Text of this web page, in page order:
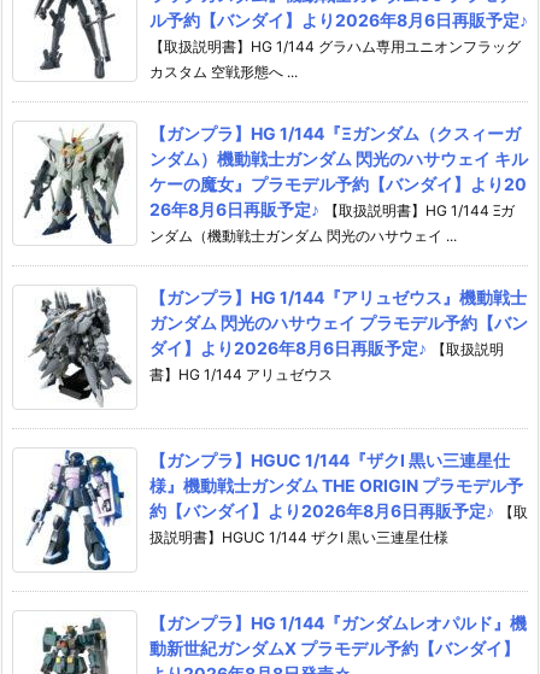
ル予約【バンダイ】より2026年8月6日再販予定♪
【取扱説明書】HG 1/144 グラハム専用ユニオンフラッグ
カスタム 空戦形態へ ...
【ガンプラ】HG 1/144『Ξガンダム（クスィーガ
ンダム）機動戦士ガンダム 閃光のハサウェイ キル
ケーの魔女』プラモデル予約【バンダイ】より20
26年8月6日再販予定♪
【取扱説明書】HG 1/144 Ξガ
ンダム（機動戦士ガンダム 閃光のハサウェイ ...
【ガンプラ】HG 1/144『アリュゼウス』機動戦士
ガンダム 閃光のハサウェイ プラモデル予約【バン
ダイ】より2026年8月6日再販予定♪
【取扱説明
書】HG 1/144 アリュゼウス
【ガンプラ】HGUC 1/144『ザクI 黒い三連星仕
様』機動戦士ガンダム THE ORIGIN プラモデル予
約【バンダイ】より2026年8月6日再販予定♪
【取
扱説明書】HGUC 1/144 ザクI 黒い三連星仕様
【ガンプラ】HG 1/144『ガンダムレオパルド』機
動新世紀ガンダムX プラモデル予約【バンダイ】